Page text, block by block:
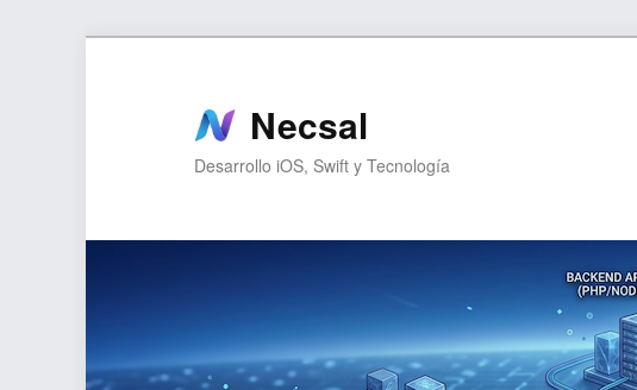
Necsal
Desarrollo iOS, Swift y Tecnología